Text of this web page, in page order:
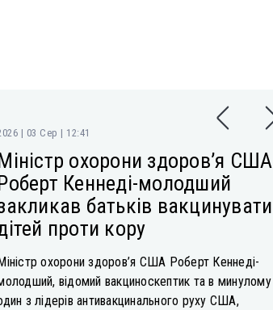
| 03 Сер | 12:41
охорони здоров’я США
Кеннеді-молодший
батьків вакцинувати
проти кору
охорони здоров’я США Роберт Кеннеді-
відомий вакциноскептик та в минулому
з лідерів антивакцинального руху США,